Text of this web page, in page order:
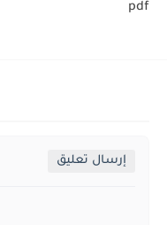
pdf
إرسال تعليق